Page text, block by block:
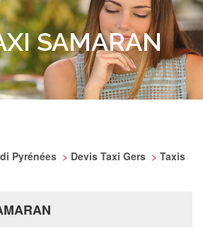
SAMARAN
Pyrénées > Devis Taxi Gers > Taxis